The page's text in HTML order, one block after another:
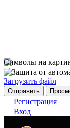
Символы на
Загрузить файл
Регистрация
Вход